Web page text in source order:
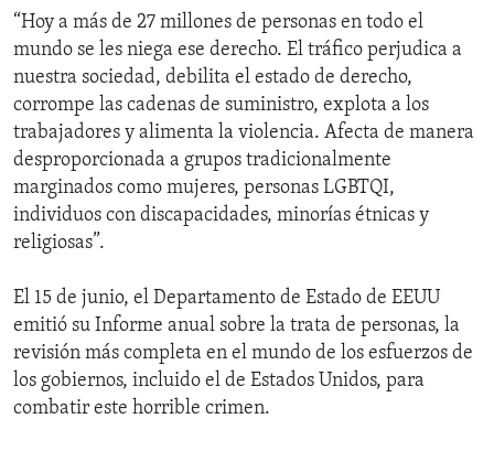
“Hoy a más de 27 millones de personas en todo el
mundo se les niega ese derecho. El tráfico perjudica a
nuestra sociedad, debilita el estado de derecho,
corrompe las cadenas de suministro, explota a los
trabajadores y alimenta la violencia. Afecta de manera
desproporcionada a grupos tradicionalmente
marginados como mujeres, personas LGBTQI,
individuos con discapacidades, minorías étnicas y
religiosas”.
El 15 de junio, el Departamento de Estado de EEUU
emitió su Informe anual sobre la trata de personas, la
revisión más completa en el mundo de los esfuerzos de
los gobiernos, incluido el de Estados Unidos, para
combatir este horrible crimen.